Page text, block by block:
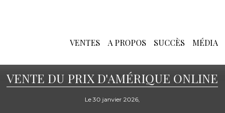
VENTES A PROPOS SUCCÈS MÉDIA
VENTE DU PRIX D'AMÉRIQUE ONLINE
Le 30 janvier 2026,